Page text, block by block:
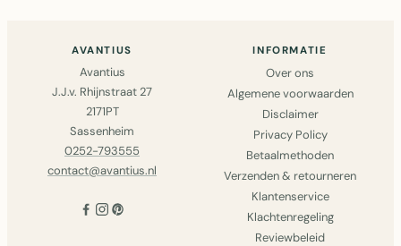
AVANTIUS
Avantius
J.J.v. Rhijnstraat 27
2171PT
Sassenheim
0252-793555
contact@avantius.nl
INFORMATIE
Over ons
Algemene voorwaarden
Disclaimer
Privacy Policy
Betaalmethoden
Verzenden & retourneren
Klantenservice
Klachtenregeling
Reviewbeleid